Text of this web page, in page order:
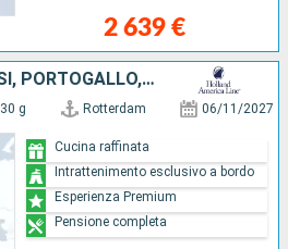
2 639 €
NORVEGIA, PAESI BASSI, PORTOGALLO, SPAGNA, GIBILTERRA, REGNO UNITO
30 g Rotterdam 06/11/2027
Cucina raffinata
Intrattenimento esclusivo a bordo
Esperienza Premium
Pensione completa